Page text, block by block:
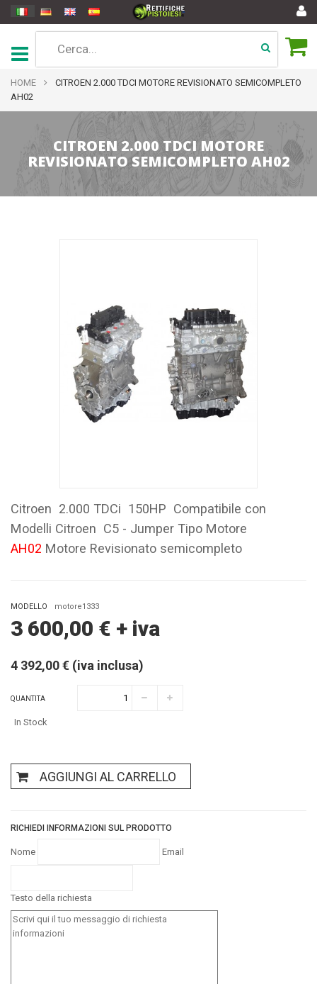
HOME
CITROEN 2.000 TDCI MOTORE REVISIONATO SEMICOMPLETO
AH02
CITROEN 2.000 TDCI MOTORE
REVISIONATO SEMICOMPLETO AH02
Citroen 2.000 TDCi 150HP Compatibile con
Modelli Citroen C5 - Jumper Tipo Motore
AH02 Motore Revisionato semicompleto
MODELLO motore1333
3 600,00 € + iva
4 392,00 € (iva inclusa)
QUANTITA
In Stock
AGGIUNGI AL CARRELLO
RICHIEDI INFORMAZIONI SUL PRODOTTO
Nome Email
Testo della richiesta